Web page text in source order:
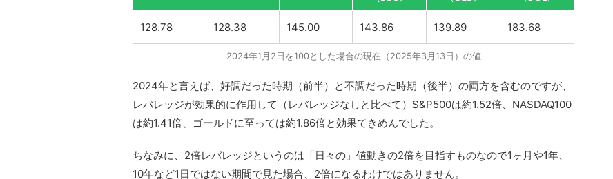
128.78 128.38 145.00 143.86 139.89 183.68
2024年1月2日を100とした場合の現在（2025年3月13日）の値
2024年と言えば、好調だった時期（前半）と不調だった時期（後半）の両方を含むのですが、
レバレッジが効果的に作用して（レバレッジなしと比べて）S&P500は約1.52倍、NASDAQ100
は約1.41倍、ゴールドに至っては約1.86倍と効果てきめんでした。
ちなみに、2倍レバレッジというのは「日々の」値動きの2倍を目指すものなので1ヶ月や1年、
10年など1日ではない期間で見た場合、2倍になるわけではありません。